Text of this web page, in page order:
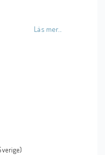
Läs mer...